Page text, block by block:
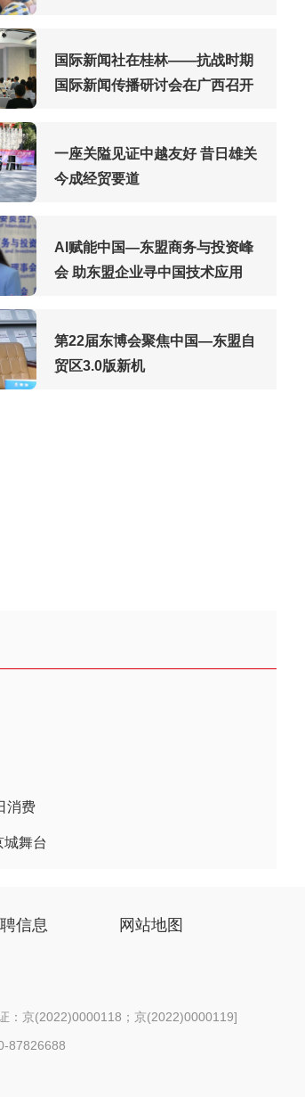
国际新闻社在桂林——抗战时期
国际新闻传播研讨会在广西召开
一座关隘见证中越友好 昔日雄关
今成经贸要道
AI赋能中国—东盟商务与投资峰
会 助东盟企业寻中国技术应用
第22届东博会聚焦中国—东盟自
贸区3.0版新机
消费
舞台
信息 网站地图
：京(2022)0000118；京(2022)0000119]
87826688